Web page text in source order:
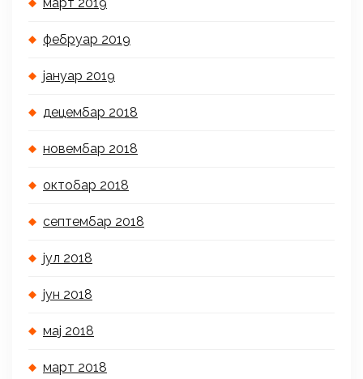
фебруар 2019
јануар 2019
децембар 2018
новембар 2018
октобар 2018
септембар 2018
јул 2018
јун 2018
мај 2018
март 2018